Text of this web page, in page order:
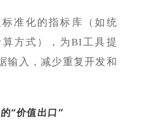
准化的指标库（如统
方式），为BI工具提
输入，减少重复开发和
“价值出口”